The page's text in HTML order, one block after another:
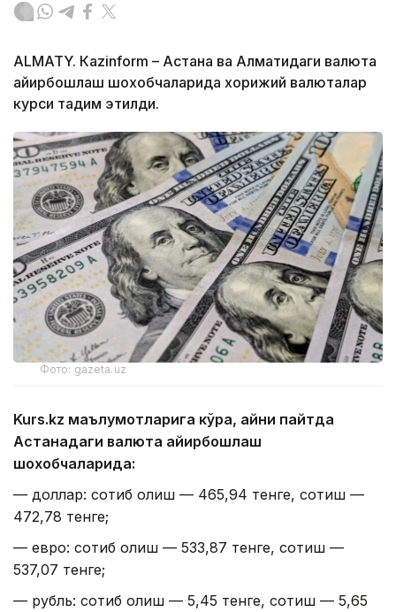
ALMATY. Кazinform – Астана ва Алматидаги валюта
айирбошлаш шохобчаларида хорижий валюталар
курси тақдим этилди.
Фото: gazeta.uz
Kurs.kz маълумотларига кўра, айни пайтда
Астанадаги валюта айирбошлаш
шохобчаларида:
— доллар: сотиб олиш — 465,94 тенге, сотиш —
472,78 тенге;
— евро: сотиб олиш — 533,87 тенге, сотиш —
537,07 тенге;
— рубль: сотиб олиш — 5,45 тенге, сотиш — 5,65